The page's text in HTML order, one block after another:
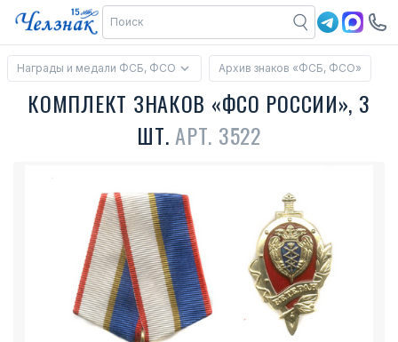
Награды и медали ФСБ, ФСО Архив знаков «ФСБ, ФСО»
КОМПЛЕКТ ЗНАКОВ «ФСО РОССИИ», 3
ШТ.АРТ. 3522